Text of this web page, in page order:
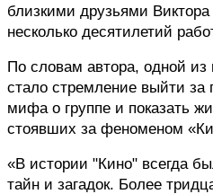
близкими друзьями
несколько десятилетий
По словам автора, одной из
стало стремление выйти
мифа о группе и показать
стоявших за феноменом
«В истории "Кино" всегда
тайн и загадок. Более